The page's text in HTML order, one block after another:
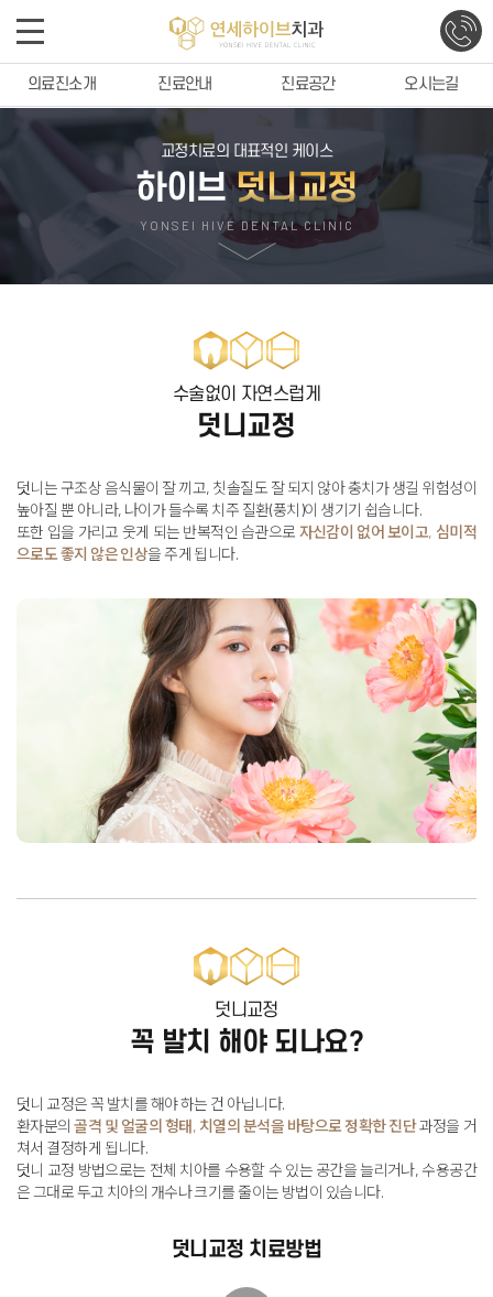
의료진소개 진료안내 진료공간 오시는길
교정치료의 대표적인 케이스
하이브덧니교정
YONSEI HIVE DENTAL CLINIC
수술없이 자연스럽게
덧니교정
덧니는 구조상 음식물이 잘 끼고, 칫솔질도 잘 되지 않아 충치가 생길 위험성이
높아질 뿐 아니라, 나이가 들수록 치주 질환(풍치)이 생기기 쉽습니다.
또한 입을 가리고 웃게 되는 반복적인 습관으로 자신감이 없어 보이고, 심미적
으로도 좋지 않은 인상을 주게 됩니다.
덧니교정
꼭 발치 해야 되나요?
덧니 교정은 꼭 발치를 해야 하는 건 아닙니다.
환자분의골격 및 얼굴의 형태, 치열의 분석을 바탕으로 정확한 진단과정을 거
쳐서 결정하게 됩니다.
덧니 교정 방법으로는 전체 치아를 수용할 수 있는 공간을 늘리거나,수용공간
은 그대로 두고 치아의 개수나 크기를 줄이는 방법이 있습니다.
덧니교정 치료방법